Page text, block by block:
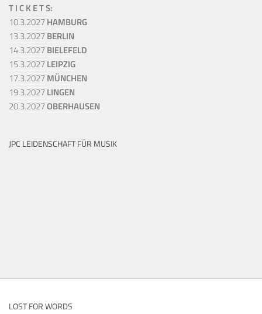
T I C K E T S:
10.3.2027HAMBURG
13.3.2027BERLIN
14.3.2027BIELEFELD
15.3.2027LEIPZIG
17.3.2027MÜNCHEN
19.3.2027LINGEN
20.3.2027OBERHAUSEN
JPC LEIDENSCHAFT FÜR MUSIK
LOST FOR WORDS